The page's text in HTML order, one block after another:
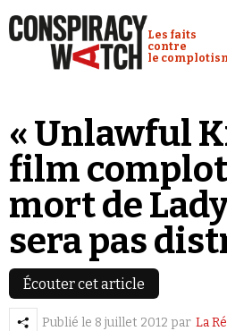
Conspiracy
Les faits
contre
le
Analyses
Conspipédia
Vidéos
Émissions
Revues de
« Unlawful
film
mort de
sera pas
Écouter cet article
Publié le 8 juillet 2012 par La